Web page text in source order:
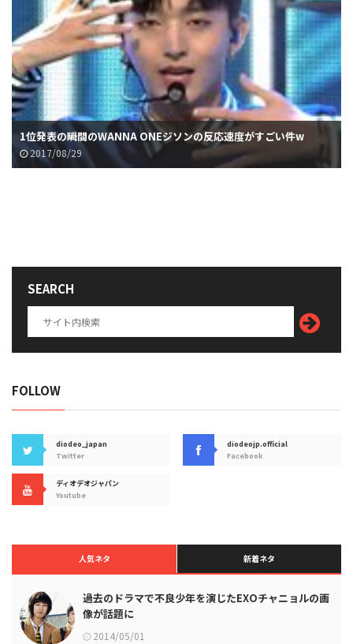
1位発表の瞬間のWANNA ONEジソンの反応速度がすごい件w
2017/08/29
SEARCH
FOLLOW
diodeo_japan
Twitter
diodeojp.official
Facebook
ディオデオジャパン
Youtube
人気ネタ 新着ネタ
過去のドラマで不良少年を演じたEXOチャニョルの画
像が話題に
2014/05/01